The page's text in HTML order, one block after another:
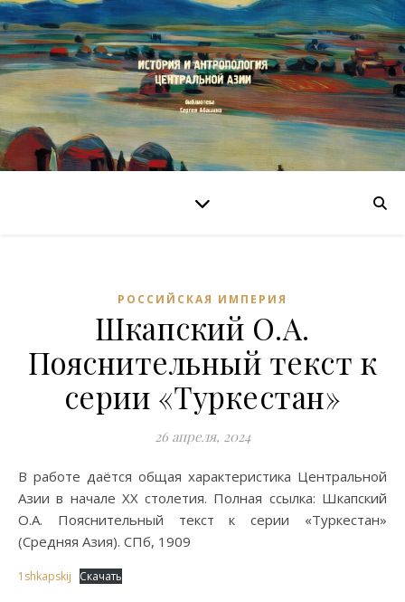
РОССИЙСКАЯ ИМПЕРИЯ
Шкапский О.А.
Пояснительный текст к
серии «Туркестан»
26 апреля, 2024
В работе даётся общая характеристика Центральной
Азии в начале XX столетия. Полная ссылка: Шкапский
О.А. Пояснительный текст к серии «Туркестан»
(Средняя Азия). СПб, 1909
1shkapskij Скачать